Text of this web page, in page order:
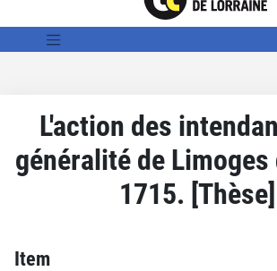
L'action des
généralité de Limoges
1715.
Item